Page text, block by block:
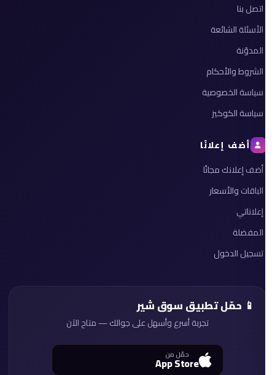
اتصل بنا
الأسئلة الشائعة
المدوّنة
الشروط والأحكام
سياسة الخصوصية
سياسة الكوكيز
أضف إعلانًا
أضف إعلانك مجانًا
الباقات والأسعار
إعلاناتي
المفضلة
تسجيل الدخول
📱 حمّل تطبيق سوق شير
تجربة أسرع وأسهل على جوالك — متاح الآن
حمّل من
App Store